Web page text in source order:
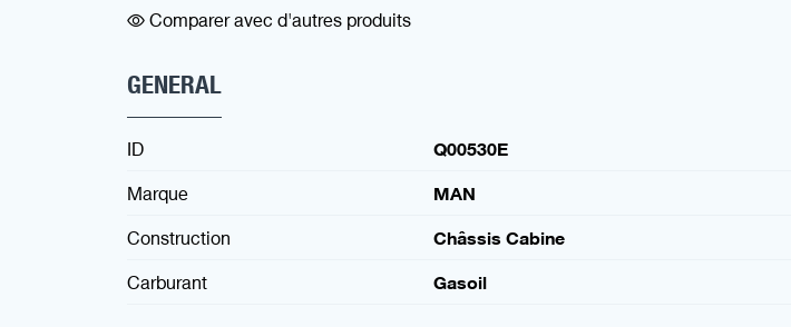
Comparer avec d'autres produits
GENERAL
ID
Q00530E
Marque
MAN
Construction
Châssis Cabine
Carburant
Gasoil